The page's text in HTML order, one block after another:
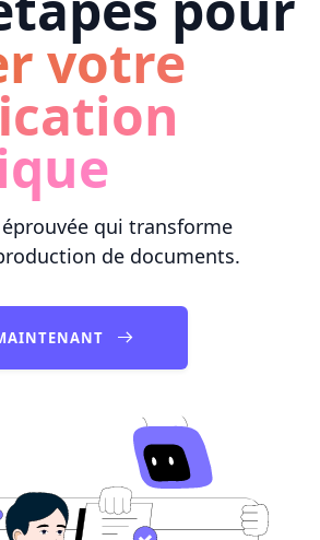
votre
qui transforme
de documents.